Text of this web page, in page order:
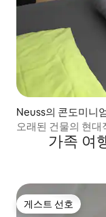
Neuss의 콘도미니
오래된 건물의 현대
가족 여
게스트 선호
게스트 선호